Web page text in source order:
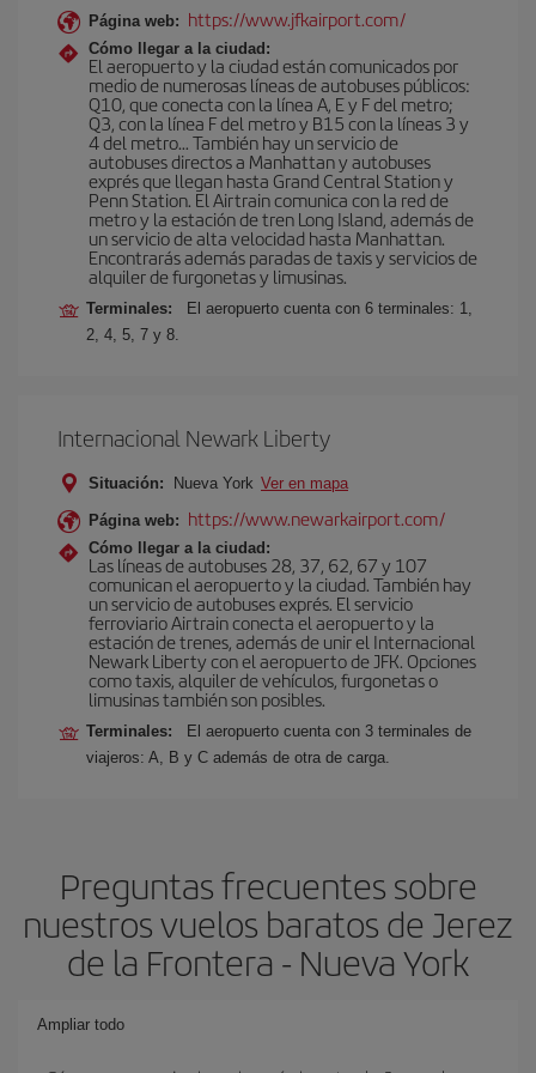
Página web: https://www.jfkairport.com/
Cómo llegar a la ciudad:
El aeropuerto y la ciudad están comunicados por
medio de numerosas líneas de autobuses públicos:
Q10, que conecta con la línea A, E y F del metro;
Q3, con la línea F del metro y B15 con la líneas 3 y
4 del metro… También hay un servicio de
autobuses directos a Manhattan y autobuses
exprés que llegan hasta Grand Central Station y
Penn Station. El Airtrain comunica con la red de
metro y la estación de tren Long Island, además de
un servicio de alta velocidad hasta Manhattan.
Encontrarás además paradas de taxis y servicios de
alquiler de furgonetas y limusinas.
Terminales:
El aeropuerto cuenta con 6 terminales: 1,
2, 4, 5, 7 y 8.
Internacional Newark Liberty
Situación: Nueva York Ver en mapa
Página web: https://www.newarkairport.com/
Cómo llegar a la ciudad:
Las líneas de autobuses 28, 37, 62, 67 y 107
comunican el aeropuerto y la ciudad. También hay
un servicio de autobuses exprés. El servicio
ferroviario Airtrain conecta el aeropuerto y la
estación de trenes, además de unir el Internacional
Newark Liberty con el aeropuerto de JFK. Opciones
como taxis, alquiler de vehículos, furgonetas o
limusinas también son posibles.
Terminales:
El aeropuerto cuenta con 3 terminales de
viajeros: A, B y C además de otra de carga.
Preguntas frecuentes sobre
nuestros vuelos baratos de Jerez
de la Frontera - Nueva York
Ampliar todo